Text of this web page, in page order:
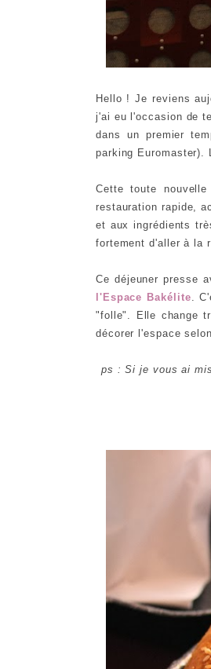
Hello ! Je reviens
j'ai eu l'occasion de
dans un premier
parking Euromaster).
Cette toute
restauration rapide,
et aux ingrédients
fortement d'aller à la
Ce déjeuner presse
l'Espace Bakélite.
"folle". Elle change
décorer l'espace
ps : Si je vous ai